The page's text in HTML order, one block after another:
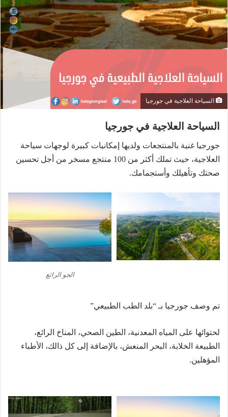
السياحة العلاجية في جورجيا
السياحة العلاجية في جورجيا
جورجيا غنية بالمنتجعات ولديها إمكانيات كبيرة لوجهات سياحة
العلاجية، حيث تملك أكثر من 100 منتجع مسخر من أجل تحسين
صحتك وتأهيلك وأستجمامك.
الجو الرائع
تم وصف جورجيا بـ “بلد الطب الطبيعي”
لحتوائها على المياه المعدنية، الطين الصحي، المناخ الرائع،
الطبيعة الخلابة، البحر المنعش، بالإضافة إلى كل ذالك، الأطباء
المؤهلين.